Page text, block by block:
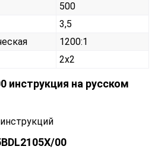
500
3,5
1200:1
2x2
инструкция на русском
00